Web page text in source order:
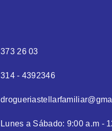
373 26 03
314 - 4392346
Lunes a Sábado: 9:00 a.m -